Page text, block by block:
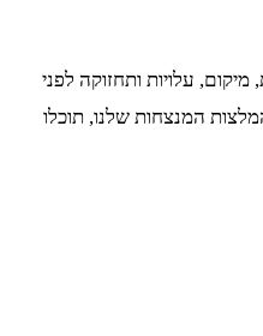
עלויות ותחזוקה לפני
המנצחות שלנו, תוכלו